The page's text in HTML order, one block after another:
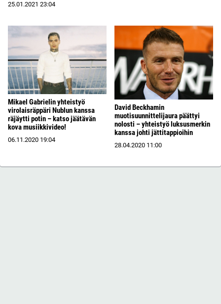
25.01.2021 23:04
Mikael Gabrielin yhteistyö
virolaisräppäri Nublun kanssa
räjäytti potin – katso jäätävän
kova musiikkivideo!
06.11.2020 19:04
David Beckhamin
muotisuunnittelijaura päättyi
nolosti – yhteistyö luksusmerkin
kanssa johti jättitappioihin
28.04.2020 11:00